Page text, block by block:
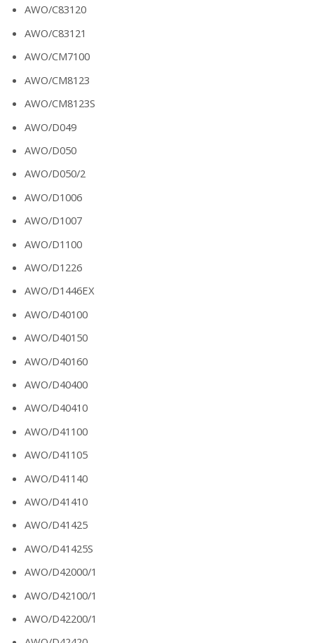
AWO/C83120
AWO/C83121
AWO/CM7100
AWO/CM8123
AWO/CM8123S
AWO/D049
AWO/D050
AWO/D050/2
AWO/D1006
AWO/D1007
AWO/D1100
AWO/D1226
AWO/D1446EX
AWO/D40100
AWO/D40150
AWO/D40160
AWO/D40400
AWO/D40410
AWO/D41100
AWO/D41105
AWO/D41140
AWO/D41410
AWO/D41425
AWO/D41425S
AWO/D42000/1
AWO/D42100/1
AWO/D42200/1